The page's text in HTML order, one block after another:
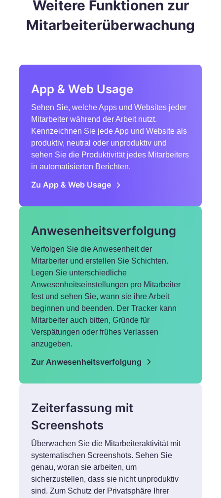
Weitere Funktionen zur
Mitarbeiterüberwachung
App & Web Usage
Sehen Sie, welche Apps und Websites jeder
Mitarbeiter während der Arbeit nutzt.
Kennzeichnen Sie jede App und Website als
produktiv, neutral oder unproduktiv und
sehen Sie die Produktivität jedes Mitarbeiters
in automatisierten Berichten.
Zu App & Web Usage
Anwesenheitsverfolgung
Verfolgen Sie die Anwesenheit der
Mitarbeiter und erstellen Sie Schichten.
Legen Sie unterschiedliche
Anwesenheitseinstellungen pro Mitarbeiter
fest und sehen Sie, wann sie ihre Arbeit
beginnen und beenden. Der Tracker kann
Mitarbeiter auch bitten, Gründe für
Verspätungen oder frühes Verlassen
anzugeben.
Zur Anwesenheitsverfolgung
Zeiterfassung mit
Screenshots
Überwachen Sie die Mitarbeiteraktivität mit
systematischen Screenshots. Sehen Sie
genau, woran sie arbeiten, um
sicherzustellen, dass sie nicht unproduktiv
sind. Zum Schutz der Privatsphäre Ihrer